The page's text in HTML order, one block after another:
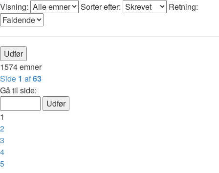
Visning:
Sorter efter: Retning:
1574 emner
Side 1 af63
Gå til side:
1
2
3
4
5